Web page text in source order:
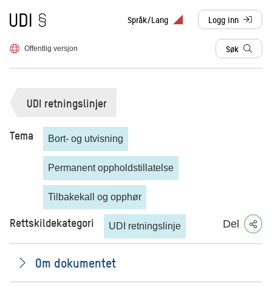
Til forsiden Språk/Lang Logg inn
, sendes til
Offentlig versjon Søk
UDI retningslinjer
Tema Bort- og utvisning
Permanent oppholdstillatelse
Tilbakekall og opphør
Rettskildekategori UDI retningslinje Del
Om dokumentet